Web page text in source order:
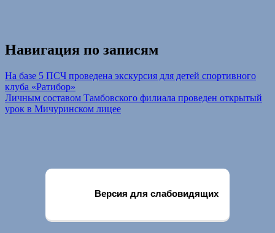
Навигация по записям
На базе 5 ПСЧ проведена экскурсия для детей спортивного
клуба «Ратибор»
Личным составом Тамбовского филиала проведен открытый
урок в Мичуринском лицее
Версия для слабовидящих